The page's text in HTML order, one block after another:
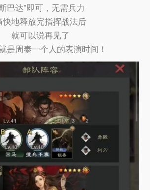
巴达”即可，无需兵力
快地释放完指挥战法后
就可以说再见了
是周泰一个人的表演时间！